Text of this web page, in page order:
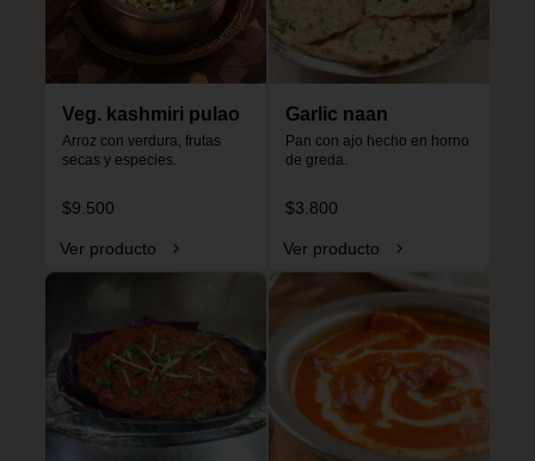
Veg. kashmiri pulao
Arroz con verdura, frutas
secas y especies.
$9.500
Ver producto
Garlic naan
Pan con ajo hecho en horno
de greda.
$3.800
Ver producto